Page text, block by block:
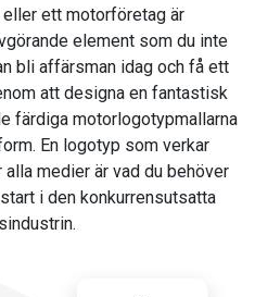
ett motorföretag är
element som du inte
bli affärsman idag och få ett
att designa en fantastisk
färdiga motorlogotypmallarna
En logotyp som verkar
medier är vad du behöver
i den konkurrensutsatta